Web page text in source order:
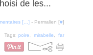
de les...
[ ] - Permalien [#]
Tags: poire mirabelle far